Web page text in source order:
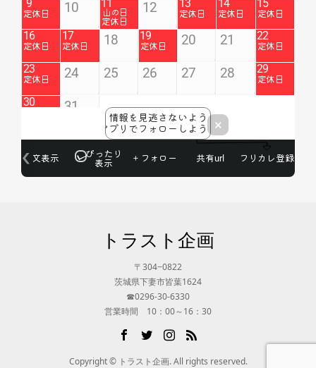
トラスト企画
〒304−0822
茨城県下妻市皆葉1624
☎0296-30-6330
営業時間 10：00～16：30
Copyright © トラスト企画. All rights reserved.